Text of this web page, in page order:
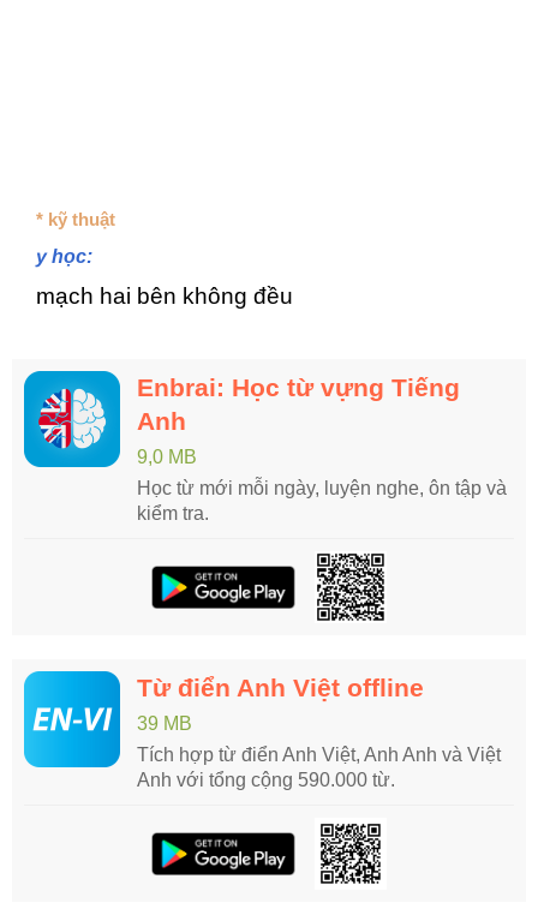
* kỹ thuật
y học:
mạch hai bên không đều
Enbrai: Học từ vựng Tiếng
Anh
9,0 MB
Học từ mới mỗi ngày, luyện nghe, ôn tập và
kiểm tra.
Từ điển Anh Việt offline
39 MB
Tích hợp từ điển Anh Việt, Anh Anh và Việt
Anh với tổng cộng 590.000 từ.